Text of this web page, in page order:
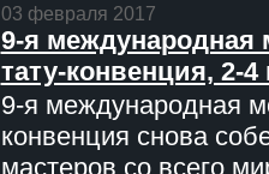
03 февраля 2017
9-я международная
тату-конвенция, 2-
9-я международная
конвенция снова
мастеров со всего